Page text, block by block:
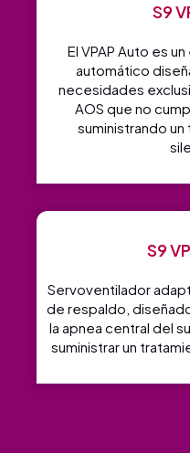
S9
El VPAP Auto es
automático
necesidades
AOS que no
suministrando
S9
Servoventilador
de respaldo,
la apnea central del
suministrar un